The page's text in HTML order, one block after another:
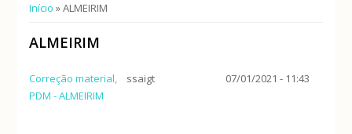
Está aqui
Início » ALMEIRIM
ALMEIRIM
Correção material,
PDM - ALMEIRIM
ssaigt 07/01/2021 - 11:43